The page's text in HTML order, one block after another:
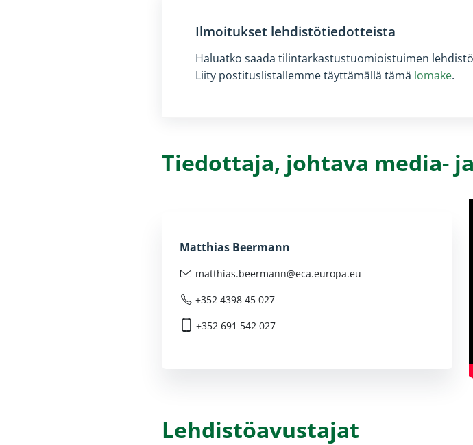
Ilmoitukset lehdistötiedotteista
Haluatko saada tilintarkastustuomioistuimen
Liity postituslistallemme täyttämällä tämä lomake.
Tiedottaja, johtava media-
Matthias Beermann
matthias.beermann@eca.europa.eu
+352 4398 45 027
+352 691 542 027
Lehdistöavustajat